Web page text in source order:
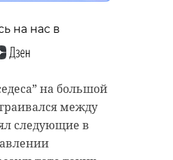
на нас в
на большой
между
следующие в
нового
города